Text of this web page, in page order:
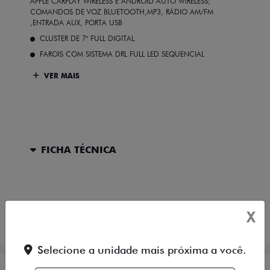
COMANDOS DE VOZ BLUETOOTH,MP3, RÁDIO AM/FM
,ENTRADA AUX, PORTA USB
CLUSTER DE 7" FULL DIGITAL
FAROIS COM SISTEMA DRL FULL LED SEQUENCIAL
VER MAIS
FICHA TÉCNICA
X
Selecione a unidade mais próxima a você.